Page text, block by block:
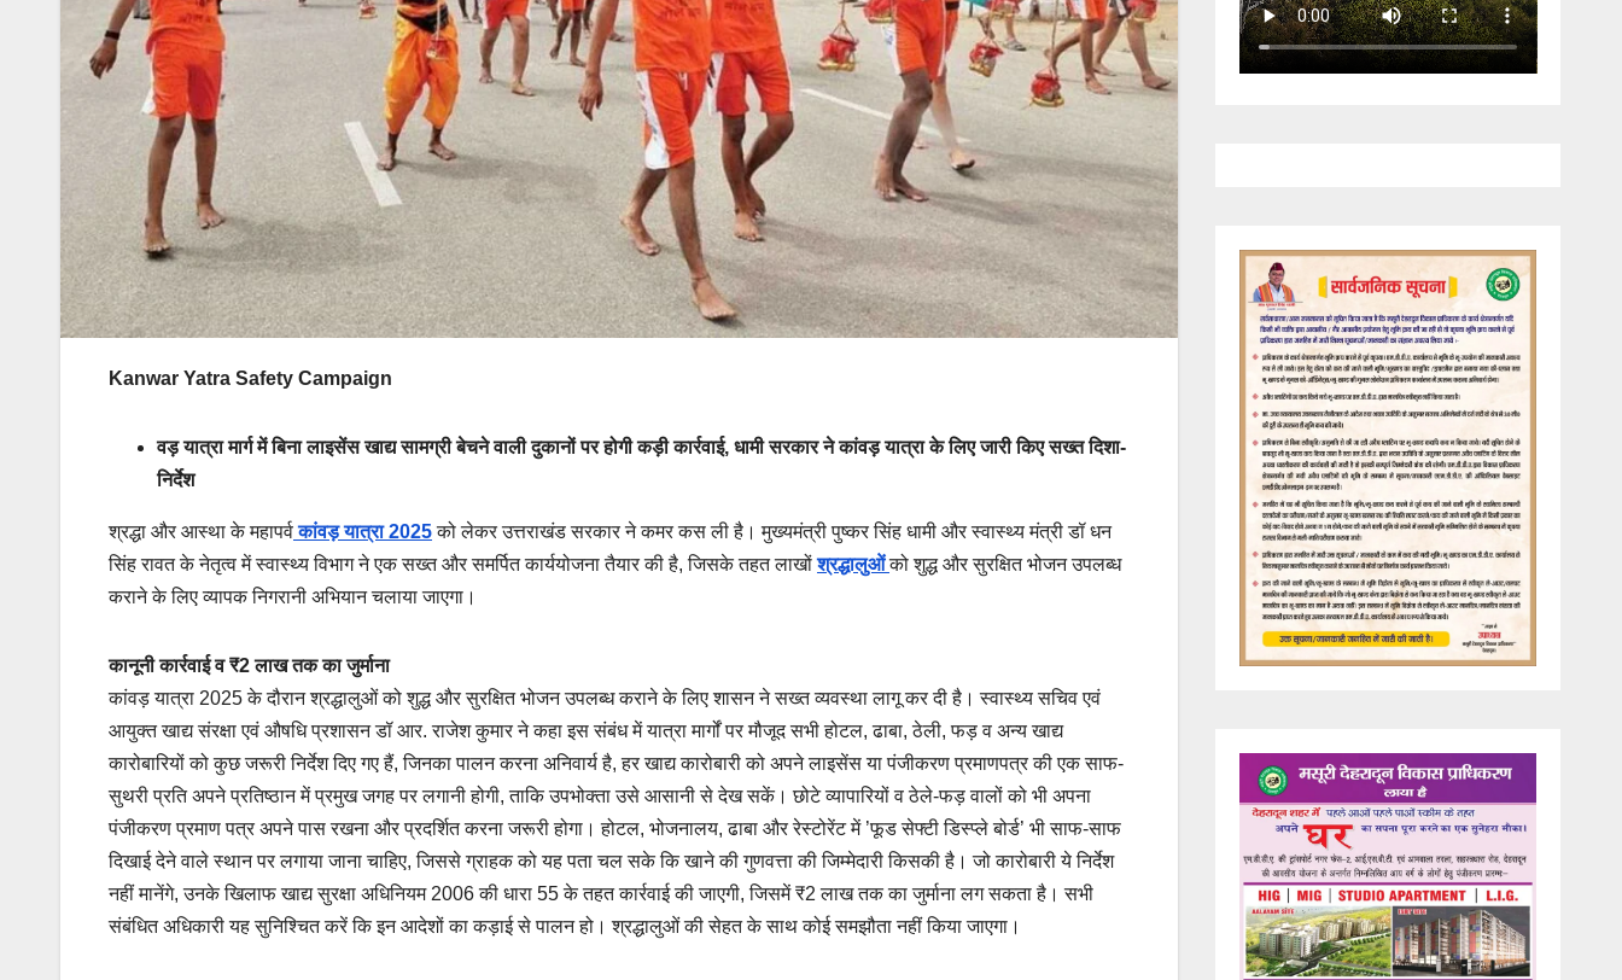
Kanwar Yatra Safety Campaign
वड़ यात्रा मार्ग में बिना लाइसेंस खाद्य सामग्री बेचने वाली दुकानों पर होगी कड़ी कार्रवाई, धामी सरकार ने कांवड़ यात्रा के लिए जारी किए सख्त दिशा-
निर्देश
श्रद्धा और आस्था के महापर्वकांवड़ यात्रा 2025को लेकर उत्तराखंड सरकार ने कमर कस ली है। मुख्यमंत्री पुष्कर सिंह धामी और स्वास्थ्य मंत्री डॉ धन
सिंह रावत के नेतृत्व में स्वास्थ्य विभाग ने एक सख्त और समर्पित कार्ययोजना तैयार की है, जिसके तहत लाखोंश्रद्धालुओंको शुद्ध और सुरक्षित भोजन उपलब्ध
कराने के लिए व्यापक निगरानी अभियान चलाया जाएगा।
कानूनी कार्रवाई व ₹2 लाख तक का जुर्माना
कांवड़ यात्रा 2025 के दौरान श्रद्धालुओं को शुद्ध और सुरक्षित भोजन उपलब्ध कराने के लिए शासन ने सख्त व्यवस्था लागू कर दी है। स्वास्थ्य सचिव एवं
आयुक्त खाद्य संरक्षा एवं औषधि प्रशासन डॉ आर. राजेश कुमार ने कहा इस संबंध में यात्रा मार्गों पर मौजूद सभी होटल, ढाबा, ठेली, फड़ व अन्य खाद्य
कारोबारियों को कुछ जरूरी निर्देश दिए गए हैं, जिनका पालन करना अनिवार्य है, हर खाद्य कारोबारी को अपने लाइसेंस या पंजीकरण प्रमाणपत्र की एक साफ-
सुथरी प्रति अपने प्रतिष्ठान में प्रमुख जगह पर लगानी होगी, ताकि उपभोक्ता उसे आसानी से देख सकें। छोटे व्यापारियों व ठेले-फड़ वालों को भी अपना
पंजीकरण प्रमाण पत्र अपने पास रखना और प्रदर्शित करना जरूरी होगा। होटल, भोजनालय, ढाबा और रेस्टोरेंट में ’फूड सेफ्टी डिस्प्ले बोर्ड’ भी साफ-साफ
दिखाई देने वाले स्थान पर लगाया जाना चाहिए, जिससे ग्राहक को यह पता चल सके कि खाने की गुणवत्ता की जिम्मेदारी किसकी है। जो कारोबारी ये निर्देश
नहीं मानेंगे, उनके खिलाफ खाद्य सुरक्षा अधिनियम 2006 की धारा 55 के तहत कार्रवाई की जाएगी, जिसमें ₹2 लाख तक का जुर्माना लग सकता है। सभी
संबंधित अधिकारी यह सुनिश्चित करें कि इन आदेशों का कड़ाई से पालन हो। श्रद्धालुओं की सेहत के साथ कोई समझौता नहीं किया जाएगा।